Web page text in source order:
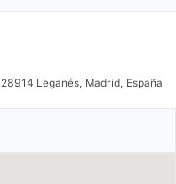
Leganés, Madrid, España